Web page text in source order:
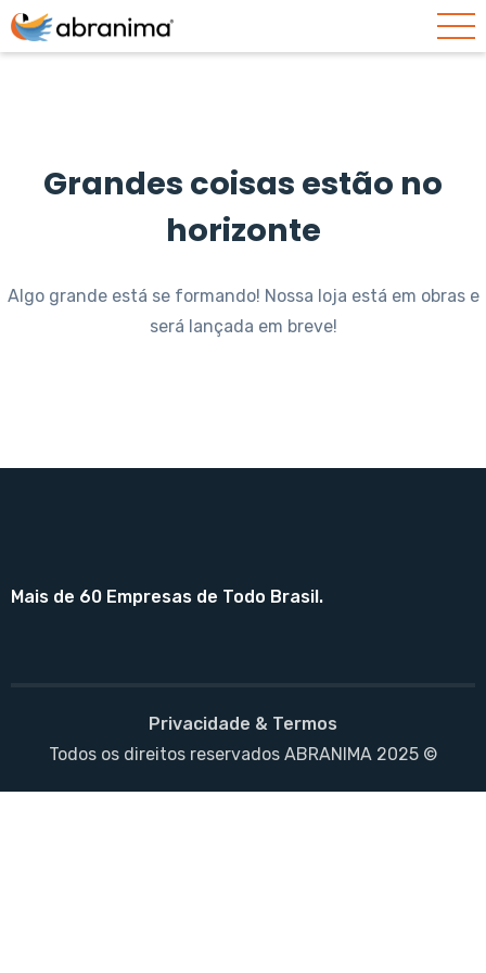
Grandes coisas estão no
horizonte
Algo grande está se formando! Nossa loja está em obras e
será lançada em breve!
Mais de 60 Empresas de Todo Brasil.
Privacidade & Termos
Todos os direitos reservados ABRANIMA 2025 ©